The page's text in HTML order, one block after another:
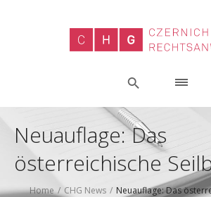
Neuauflage: Das
österreichische
Home / CHG News / Neuauflage: Das